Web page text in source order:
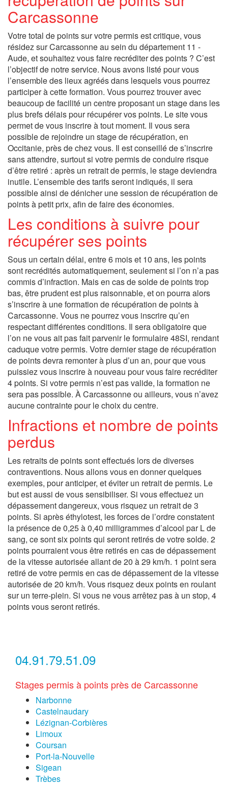
Carcassonne
Votre total de points sur votre permis est critique, vous
résidez sur Carcassonne au sein du département 11 -
Aude, et souhaitez vous faire recréditer des points ? C’est
l’objectif de notre service. Nous avons listé pour vous
l’ensemble des lieux agréés dans lesquels vous pourrez
participer à cette formation. Vous pourrez trouver avec
beaucoup de facilité un centre proposant un stage dans les
plus brefs délais pour récupérer vos points. Le site vous
permet de vous inscrire à tout moment. Il vous sera
possible de rejoindre un stage de récupération, en
Occitanie, près de chez vous. Il est conseillé de s’inscrire
sans attendre, surtout si votre permis de conduire risque
d’être retiré : après un retrait de permis, le stage deviendra
inutile. L’ensemble des tarifs seront indiqués, il sera
possible ainsi de dénicher une session de récupération de
points à petit prix, afin de faire des économies.
Les conditions à suivre pour
récupérer ses points
Sous un certain délai, entre 6 mois et 10 ans, les points
sont recrédités automatiquement, seulement si l’on n’a pas
commis d’infraction. Mais en cas de solde de points trop
bas, être prudent est plus raisonnable, et on pourra alors
s’inscrire à une formation de récupération de points à
Carcassonne. Vous ne pourrez vous inscrire qu’en
respectant différentes conditions. Il sera obligatoire que
l’on ne vous ait pas fait parvenir le formulaire 48SI, rendant
caduque votre permis. Votre dernier stage de récupération
de points devra remonter à plus d’un an, pour que vous
puissiez vous inscrire à nouveau pour vous faire recréditer
4 points. Si votre permis n’est pas valide, la formation ne
sera pas possible. À Carcassonne ou ailleurs, vous n’avez
aucune contrainte pour le choix du centre.
Infractions et nombre de points
perdus
Les retraits de points sont effectués lors de diverses
contraventions. Nous allons vous en donner quelques
exemples, pour anticiper, et éviter un retrait de permis. Le
but est aussi de vous sensibiliser. Si vous effectuez un
dépassement dangereux, vous risquez un retrait de 3
points. Si après éthylotest, les forces de l’ordre constatent
la présence de 0,25 à 0,40 milligrammes d’alcool par L de
sang, ce sont six points qui seront retirés de votre solde. 2
points pourraient vous être retirés en cas de dépassement
de la vitesse autorisée allant de 20 à 29 km/h. 1 point sera
retiré de votre permis en cas de dépassement de la vitesse
autorisée de 20 km/h. Vous risquez deux points en roulant
sur un terre-plein. Si vous ne vous arrêtez pas à un stop, 4
points vous seront retirés.
04.91.79.51.09
Stages permis à points près de Carcassonne
Narbonne
Castelnaudary
Lézignan-Corbières
Limoux
Coursan
Port-la-Nouvelle
Sigean
Trèbes